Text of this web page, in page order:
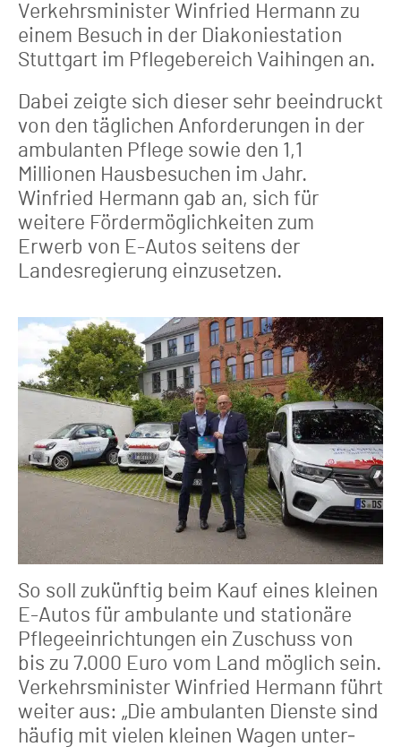
Verkehrsminister Winfried Hermann zu
einem Besuch in der Diakoniestation
Stuttgart im Pflegebereich Vaihingen an.
Dabei zeigte sich dieser sehr beeindruckt
von den täg­lichen Anforderungen in der
ambulanten Pflege sowie den 1,1
Millionen Hausbesuchen im Jahr.
Winfried Hermann gab an, sich für
weitere Förder­möglichkeiten zum
Erwerb von E-Autos seitens der
Landesregierung einzusetzen.
So soll zukünftig beim Kauf eines kleinen
E-Autos für ambulante und sta­tionäre
Pflegeeinrichtungen ein Zuschuss von
bis zu 7.000 Euro vom Land möglich sein.
Verkehrsminister Winfried Hermann führt
weiter aus: „Die ambulanten Dienste sind
häufig mit vielen kleinen Wagen unter­